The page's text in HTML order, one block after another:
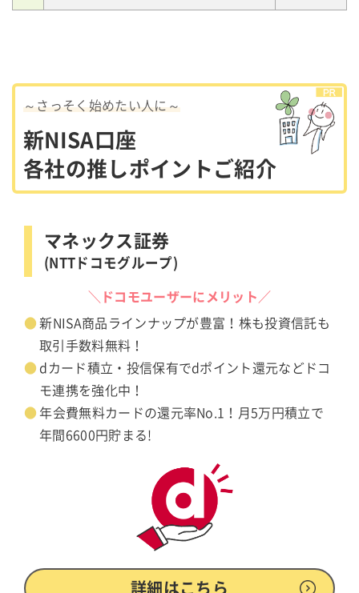
～さっそく始めたい人に～
新NISA口座
各社の推しポイントご紹介
マネックス証券
(NTTドコモグループ)
＼ドコモユーザーにメリット／
新NISA商品ラインナップが豊富！株も投資信託も
取引手数料無料！
dカード積立・投信保有でdポイント還元などドコ
モ連携を強化中！
年会費無料カードの還元率No.1！月5万円積立で
年間6600円貯まる!
詳細はこちら